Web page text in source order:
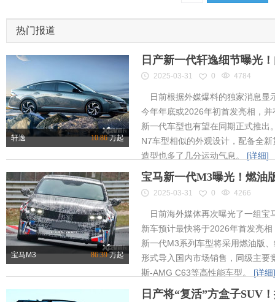
热门报道
轩逸 10.86万起
日产新一代轩逸细节曝光
2025-03-31 0 4784
日前根据外媒爆料的独家消息显
今年年底或2026年初首发亮相，
新一代车型也有望在同期正式推出
N7车型相似的外观设计，配备全
造型也多了几分运动气息。 [详细]
宝马M3 86.39万起
宝马新一代M3曝光！燃油
2025-03-31 0 4266
日前海外媒体再次曝光了一组宝
新车预计最快将于2026年首发亮
新一代M3系列车型将采用燃油版
形式导入国内市场销售，同级主要
斯-AMG C63等高性能车型。 [详细]
日产将“复活”方盒子SUV